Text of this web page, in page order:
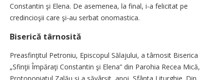
Constantin şi Elena. De asemenea, la final, i-a felicitat pe
credincioşii care şi-au serbat onomastica.
Biserică târnosită
Preasfinţitul Petroniu, Episcopul Sălajului, a târnosit Biserica
„Sfinţii Împăraţi Constantin şi Elena” din Parohia Recea Mică,